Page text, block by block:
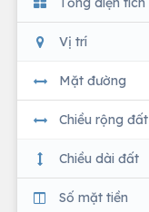
Vị trí
Mặt đường
Chiều rộng đất
Chiều dài đất
Số mặt tiền